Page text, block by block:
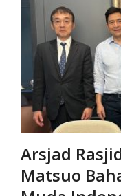
Arsjad
Matsuo